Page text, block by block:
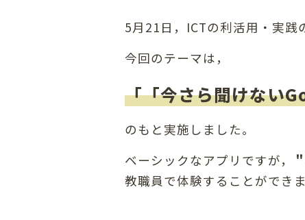
5月21日，ICTの利活用・実践
今回のテーマは，
「「今さら聞けない
のもと実施しました。
ベーシックなアプリですが，
教職員で体験することができ